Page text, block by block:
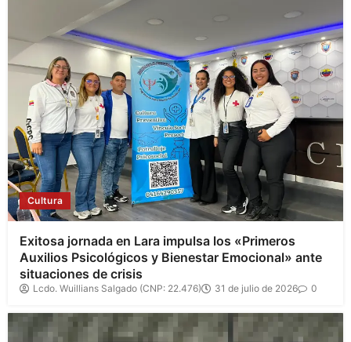
Cultura
Exitosa jornada en Lara impulsa los «Primeros
Auxilios Psicológicos y Bienestar Emocional» ante
situaciones de crisis
Lcdo. Wuillians Salgado (CNP: 22.476) 31 de julio de 2026 0